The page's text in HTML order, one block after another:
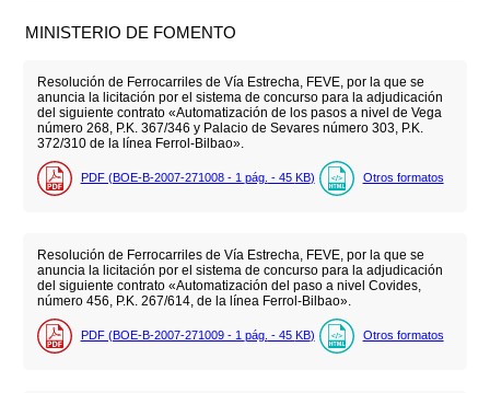
MINISTERIO DE FOMENTO
Resolución de Ferrocarriles de Vía Estrecha, FEVE, por la que se
anuncia la licitación por el sistema de concurso para la adjudicación
del siguiente contrato «Automatización de los pasos a nivel de Vega
número 268, P.K. 367/346 y Palacio de Sevares número 303, P.K.
372/310 de la línea Ferrol-Bilbao».
PDF (BOE-B-2007-271008 - 1 pág. - 45 KB) Otros formatos
Resolución de Ferrocarriles de Vía Estrecha, FEVE, por la que se
anuncia la licitación por el sistema de concurso para la adjudicación
del siguiente contrato «Automatización del paso a nivel Covides,
número 456, P.K. 267/614, de la línea Ferrol-Bilbao».
PDF (BOE-B-2007-271009 - 1 pág. - 45 KB) Otros formatos